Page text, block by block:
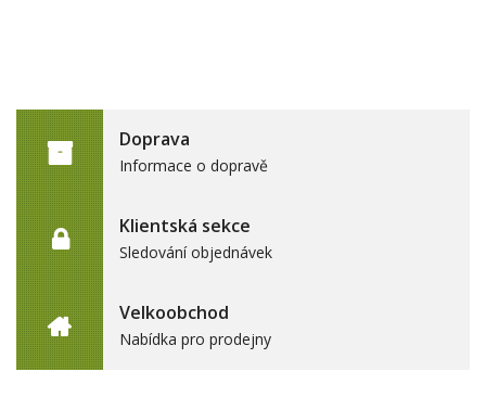
Doprava
Informace o dopravě
Klientská sekce
Sledování objednávek
Velkoobchod
Nabídka pro prodejny